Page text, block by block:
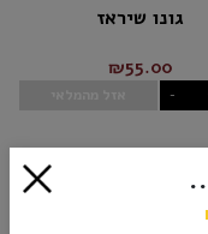
גונו שיראז
₪55.00
-